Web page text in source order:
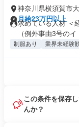
神奈川県横須賀市
月給23万円以上
求めている人材 ＜
（例外事由3号のイ
制服あり 業界未経験
この条件を保存
んか？